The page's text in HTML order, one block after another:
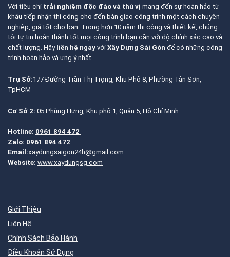
Với tiêu chí trải nghiệm độc đáo và thú vị mang đến sự hoàn hảo từ
khâu tiếp nhận thi công cho đến bàn giao công trình một cách chuyên
nghiệp, giá tốt cho bạn. Trong hơn 10 năm thi công và thiết kế, chúng
tôi tự tin hoàn thành tốt mọi công trình bạn cần với độ chính xác cao và
chất lượng. Hãy liên hệ ngay với Xây Dựng Sài Gòn để có những công
trình hoàn hảo và ưng ý nhất.
Trụ Sở:177 Đường Trần Thị Trọng, Khu Phố 8, Phường Tân Sơn,
TpHCM
Cơ Sở 2: 05 Phùng Hưng, Khu phố 1, Quận 5, Hồ Chí Minh
Hotline: 0961 894 472
Zalo: 0961 894 472
Email:xaydungsaigon24h@gmail.com
Website: www.xaydungsg.com
Giới Thiệu
Liên Hệ
Chính Sách Bảo Hành
Điều Khoản Sử Dụng